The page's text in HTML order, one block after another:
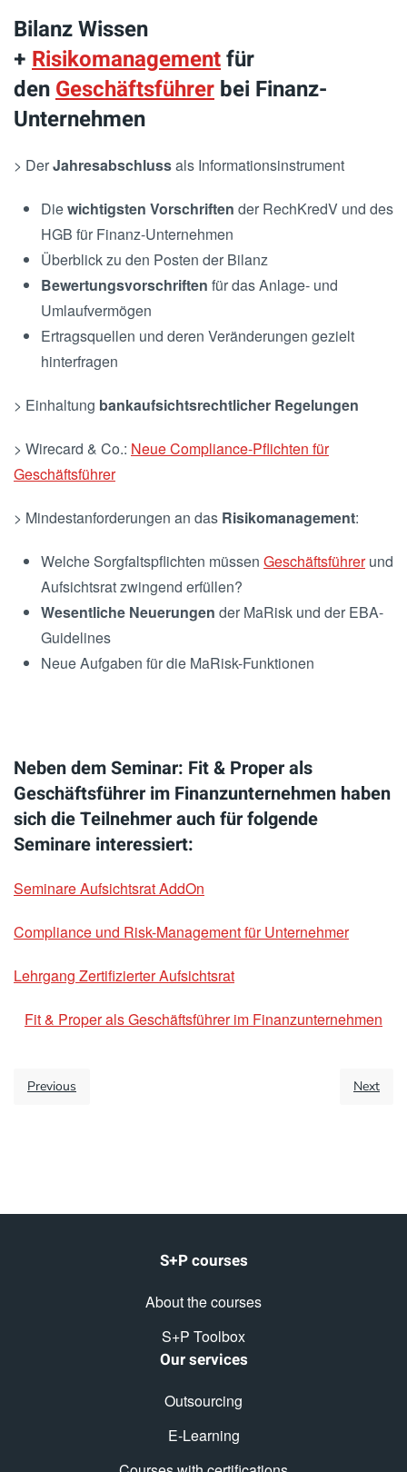
Bilanz Wissen
+ Risikomanagementfür
denGeschäftsführer bei Finanz-
Unternehmen
> DerJahresabschlussals Informationsinstrument
Diewichtigsten Vorschriften der RechKredV und des
HGB für Finanz-Unternehmen
Überblick zu den Posten der Bilanz
Bewertungsvorschriften für das Anlage- und
Umlaufvermögen
Ertragsquellen und deren Veränderungen gezielt
hinterfragen
> Einhaltung bankaufsichtsrechtlicher Regelungen
> Wirecard & Co.: Neue Compliance-Pflichten für
Geschäftsführer
> Mindestanforderungen an das Risikomanagement:
Welche Sorgfaltspflichten müssen Geschäftsführerund
Aufsichtsrat zwingend erfüllen?
Wesentliche Neuerungen der MaRisk und der EBA-
Guidelines
Neue Aufgaben für die MaRisk-Funktionen
Neben dem Seminar: Fit & Proper als
Geschäftsführer im Finanzunternehmen haben
sich die Teilnehmer auch für folgende
Seminare interessiert:
Seminare Aufsichtsrat AddOn
Compliance und Risk-Management für Unternehmer
Lehrgang Zertifizierter Aufsichtsrat
Fit & Proper als Geschäftsführer im Finanzunternehmen
Previous Next
S+P courses
About the courses
S+P Toolbox
Our services
Outsourcing
E-Learning